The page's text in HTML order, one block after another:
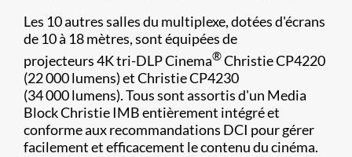
Les 10 autres salles du multiplexe, dotées d'écrans
de 10 à 18 mètres, sont équipées de
projecteurs 4K tri-DLP Cinema®Christie CP4220
(22 000 lumens) et Christie CP4230
(34 000 lumens). Tous sont assortis d'un Media
Block Christie IMB entièrement intégré et
conforme aux recommandations DCI pour gérer
facilement et efficacement le contenu du cinéma.